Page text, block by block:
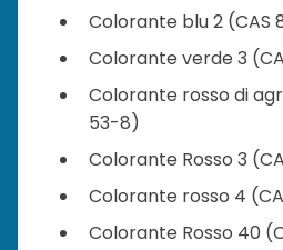
Colorante blu 2 (CAS
Colorante verde 3
Colorante rosso di
53-8)
Colorante Rosso 3
Colorante rosso 4
Colorante Rosso 40